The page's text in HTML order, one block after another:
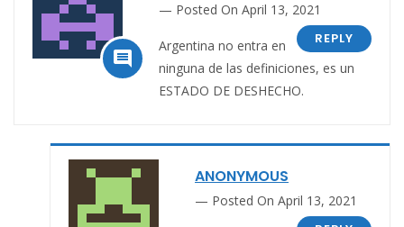

Posted On April 13, 2021
REPLY
Argentina no entra en
ninguna de las definiciones, es un
ESTADO DE DESHECHO.
ANONYMOUS
Posted On April 13, 2021